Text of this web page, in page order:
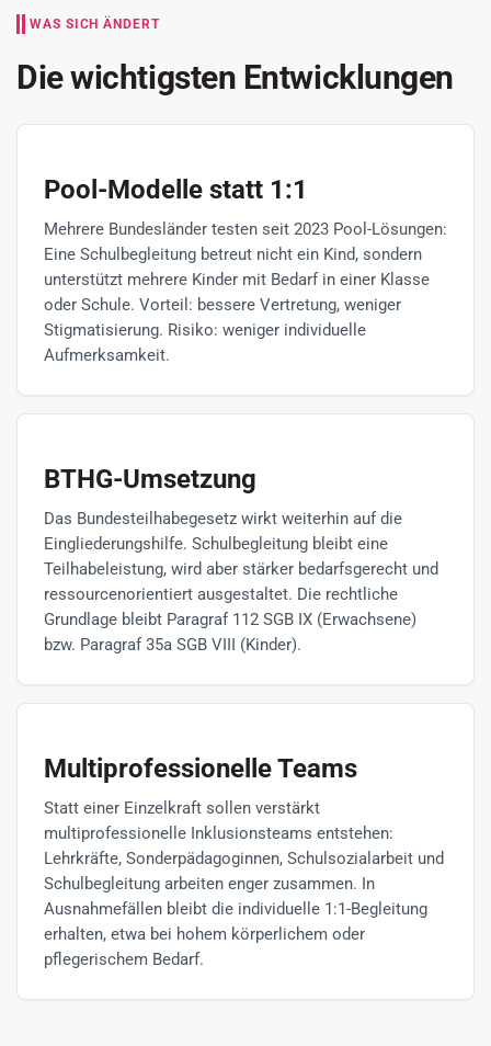
WAS SICH ÄNDERT
Die wichtigsten Entwicklungen
Pool-Modelle statt 1:1
Mehrere Bundesländer testen seit 2023 Pool-Lösungen:
Eine Schulbegleitung betreut nicht ein Kind, sondern
unterstützt mehrere Kinder mit Bedarf in einer Klasse
oder Schule. Vorteil: bessere Vertretung, weniger
Stigmatisierung. Risiko: weniger individuelle
Aufmerksamkeit.
BTHG-Umsetzung
Das Bundesteilhabegesetz wirkt weiterhin auf die
Eingliederungshilfe. Schulbegleitung bleibt eine
Teilhabeleistung, wird aber stärker bedarfsgerecht und
ressourcenorientiert ausgestaltet. Die rechtliche
Grundlage bleibt Paragraf 112 SGB IX (Erwachsene)
bzw. Paragraf 35a SGB VIII (Kinder).
Multiprofessionelle Teams
Statt einer Einzelkraft sollen verstärkt
multiprofessionelle Inklusionsteams entstehen:
Lehrkräfte, Sonderpädagoginnen, Schulsozialarbeit und
Schulbegleitung arbeiten enger zusammen. In
Ausnahmefällen bleibt die individuelle 1:1-Begleitung
erhalten, etwa bei hohem körperlichem oder
pflegerischem Bedarf.